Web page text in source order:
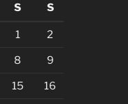
S S
1 2
8 9
15 16